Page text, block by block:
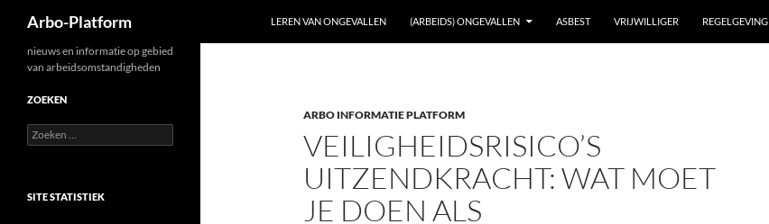
Arbo-Platform LEREN VAN ONGEVALLEN (ARBEIDS) ONGEVALLEN ASBEST VRIJWILLIGER REGELGEVING
ARBO INFORMATIE PLATFORM
VEILIGHEIDSRISICO’S
UITZENDKRACHT: WAT MOET
JE DOEN ALS
nieuws en informatie op gebied
van arbeidsomstandigheden
ZOEKEN
Zoeken
naar:
SITE STATISTIEK